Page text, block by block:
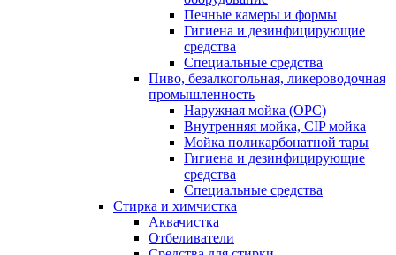
Печные камеры и формы
Гигиена и дезинфицирующие
средства
Специальные средства
Пиво, безалкогольная, ликероводочная
промышленность
Наружная мойка (ОРС)
Внутренняя мойка, CIP мойка
Мойка поликарбонатной тары
Гигиена и дезинфицирующие
средства
Специальные средства
Стирка и химчистка
Аквачистка
Отбеливатели